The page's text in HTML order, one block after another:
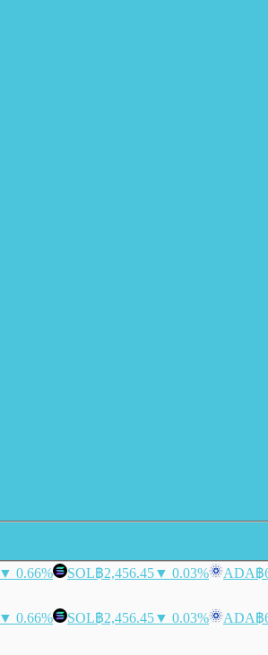
▼ 0.66% SOL฿2,456.45▼ 0.03% ADA฿
▼ 0.66% SOL฿2,456.45▼ 0.03% ADA฿